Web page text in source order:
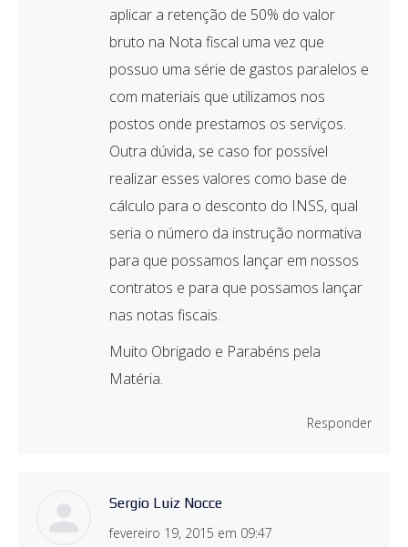
aplicar a retenção de 50% do valor
bruto na Nota fiscal uma vez que
possuo uma série de gastos paralelos e
com materiais que utilizamos nos
postos onde prestamos os serviços.
Outra dúvida, se caso for possível
realizar esses valores como base de
cálculo para o desconto do INSS, qual
seria o número da instrução normativa
para que possamos lançar em nossos
contratos e para que possamos lançar
nas notas fiscais.
Muito Obrigado e Parabéns pela
Matéria.
Responder
Sergio Luiz Nocce
disse:
fevereiro 19, 2015 em 09:47